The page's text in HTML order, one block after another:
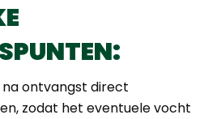
ontvangst direct
zodat het eventuele vocht